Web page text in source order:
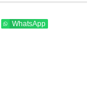
WhatsApp